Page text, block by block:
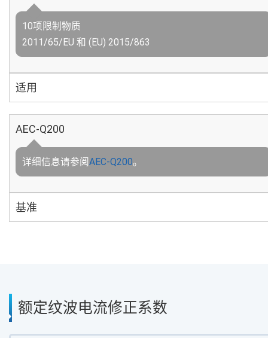
10项限制物质
2011/65/EU 和 (EU) 2015/863
适用
AEC-Q200
详细信息请参阅AEC-Q200。
基准
额定纹波电流修正系数